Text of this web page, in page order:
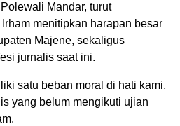
Mandar, turut
menitipkan harapan besar
Majene, sekaligus
jurnalis saat ini.
satu beban moral di hati kami,
yang belum mengikuti ujian